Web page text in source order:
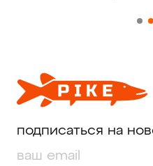
подписаться на